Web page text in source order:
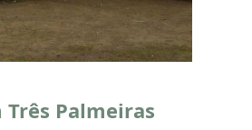
Palmeiras